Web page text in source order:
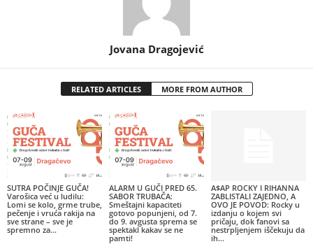
Jovana Dragojević
RELATED ARTICLES MORE FROM AUTHOR
SUTRA POČINJE GUČA!
Varošica već u ludilu:
Lomi se kolo, grme trube,
pečenje i vruća rakija na
sve strane – sve je
spremno za...
ALARM U GUČI PRED 65.
SABOR TRUBAČA:
Smeštajni kapaciteti
gotovo popunjeni, od 7.
do 9. avgusta sprema se
spektakl kakav se ne
pamti!
A$AP ROCKY I RIHANNA
ZABLISTALI ZAJEDNO, A
OVO JE POVOD: Rocky u
izdanju o kojem svi
pričaju, dok fanovi sa
nestrpljenjem iščekuju da
ih...